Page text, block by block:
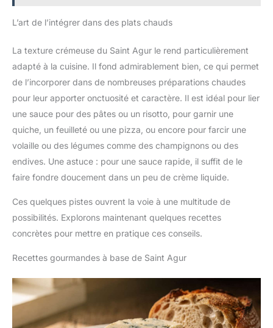
L’art de l’intégrer dans des plats chauds
La texture crémeuse du Saint Agur le rend particulièrement
adapté à la cuisine. Il fond admirablement bien, ce qui permet
de l’incorporer dans de nombreuses préparations chaudes
pour leur apporter onctuosité et caractère. Il est idéal pour lier
une sauce pour des pâtes ou un risotto, pour garnir une
quiche, un feuilleté ou une pizza, ou encore pour farcir une
volaille ou des légumes comme des champignons ou des
endives. Une astuce : pour une sauce rapide, il suffit de le
faire fondre doucement dans un peu de crème liquide.
Ces quelques pistes ouvrent la voie à une multitude de
possibilités. Explorons maintenant quelques recettes
concrètes pour mettre en pratique ces conseils.
Recettes gourmandes à base de Saint Agur